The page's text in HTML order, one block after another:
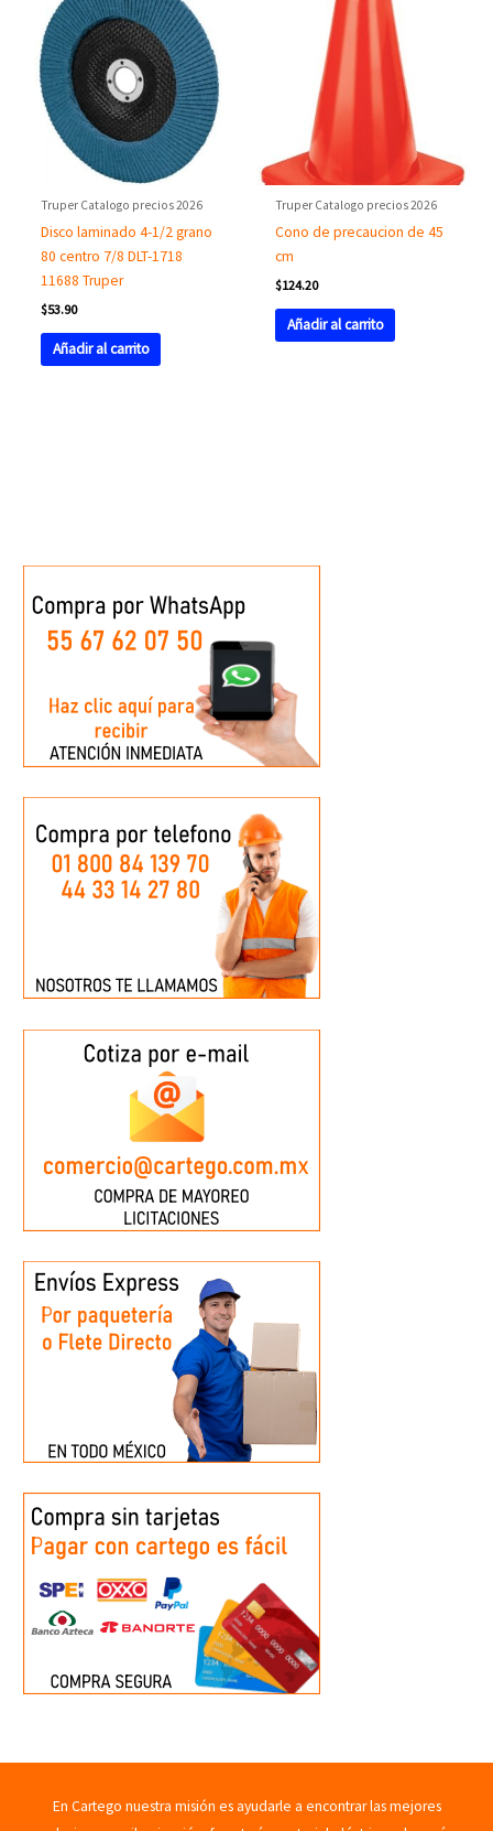
Truper Catalogo precios 2026
Disco laminado 4-1/2 grano
80 centro 7/8 DLT-1718
11688 Truper
$53.90
Añadir al carrito
Truper Catalogo precios 2026
Cono de precaucion de 45
cm
$124.20
Añadir al carrito
En Cartego nuestra misión es ayudarle a encontrar las mejores